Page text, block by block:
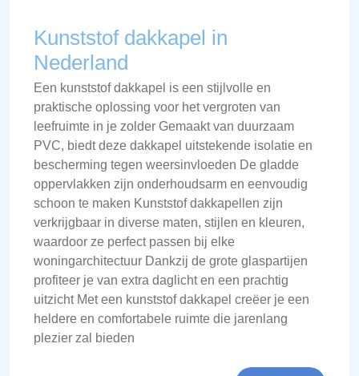
Kunststof dakkapel in
Nederland
Een kunststof dakkapel is een stijlvolle en
praktische oplossing voor het vergroten van
leefruimte in je zolder Gemaakt van duurzaam
PVC, biedt deze dakkapel uitstekende isolatie en
bescherming tegen weersinvloeden De gladde
oppervlakken zijn onderhoudsarm en eenvoudig
schoon te maken Kunststof dakkapellen zijn
verkrijgbaar in diverse maten, stijlen en kleuren,
waardoor ze perfect passen bij elke
woningarchitectuur Dankzij de grote glaspartijen
profiteer je van extra daglicht en een prachtig
uitzicht Met een kunststof dakkapel creëer je een
heldere en comfortabele ruimte die jarenlang
plezier zal bieden